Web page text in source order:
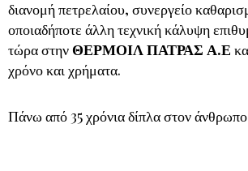
διανομή πετρελαίου, συνεργείο
οποιαδήποτε άλλη τεχνική κάλυψη
τώρα στηνΘΕΡΜΟΙΛ ΠΑΤΡΑΣ Α.Ε
χρόνο και χρήματα.
Πάνω από 35 χρόνια δίπλα στον άνθρωπο